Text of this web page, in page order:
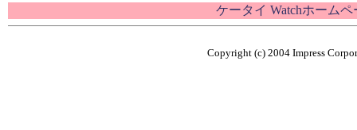
ケータイ Watchホームペ
Copyright (c) 2004 Impress